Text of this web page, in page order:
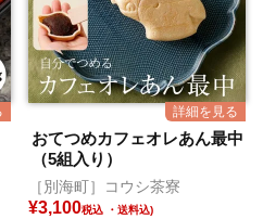
おてつめカフェオレあん最中
（5組入り）
［別海町］コウシ茶寮
¥3,100税込